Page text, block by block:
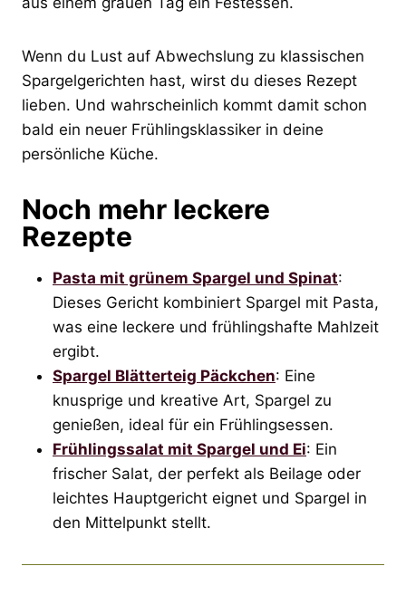
Wenn du Lust auf Abwechslung zu klassischen
Spargelgerichten hast, wirst du dieses Rezept
lieben. Und wahrscheinlich kommt damit schon
bald ein neuer Frühlingsklassiker in deine
persönliche Küche.
Noch mehr leckere
Rezepte
Pasta mit grünem Spargel und Spinat:
Dieses Gericht kombiniert Spargel mit Pasta,
was eine leckere und frühlingshafte Mahlzeit
ergibt.
Spargel Blätterteig Päckchen: Eine
knusprige und kreative Art, Spargel zu
genießen, ideal für ein Frühlingsessen.
Frühlingssalat mit Spargel und Ei: Ein
frischer Salat, der perfekt als Beilage oder
leichtes Hauptgericht eignet und Spargel in
den Mittelpunkt stellt.